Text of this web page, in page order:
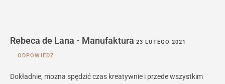
Rebeca de Lana - Manufaktura 23 LUTEGO 2021
ODPOWIEDZ
Dokładnie, można spędzić czas kreatywnie i przede wszystkim